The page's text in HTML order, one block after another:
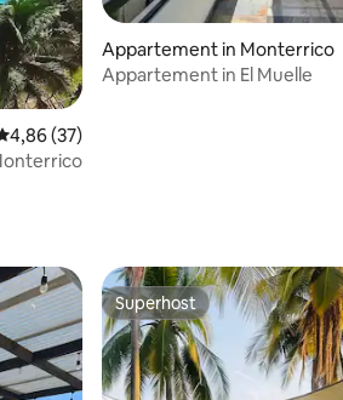
beoordeling van 4,86 uit 5, 37
4,86 (37)
Appartement in Monterrico
Appartement in El Muelle
Superhost
Superhost